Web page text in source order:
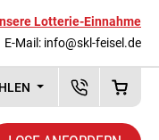
Lotterie-Einnahme
E-Mail: info@skl-feisel.de